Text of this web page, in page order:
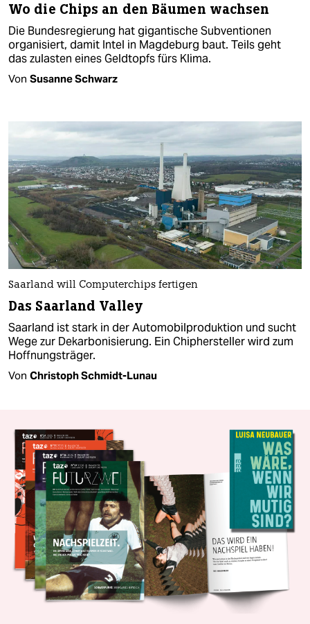
Wo die Chips an den Bäumen wachsen
Die Bundesregierung hat gigantische Subventionen
organisiert, damit Intel in Magdeburg baut. Teils geht
das zulasten eines Geldtopfs fürs Klima.
Von Susanne Schwarz
Saarland will Computerchips fertigen
Das Saarland Valley
Saarland ist stark in der Automobilproduktion und sucht
Wege zur Dekarbonisierung. Ein Chiphersteller wird zum
Hoffnungsträger.
Von Christoph Schmidt-Lunau